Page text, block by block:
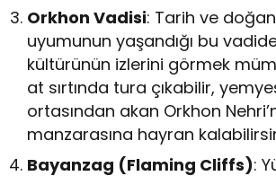
Orkhon Vadisi: Tarih ve
uyumunun yaşandığı bu
kültürünün izlerini görmek
at sırtında tura çıkabilir,
ortasından akan Orkhon
manzarasına hayran
Bayanzag (Flaming Cliffs):